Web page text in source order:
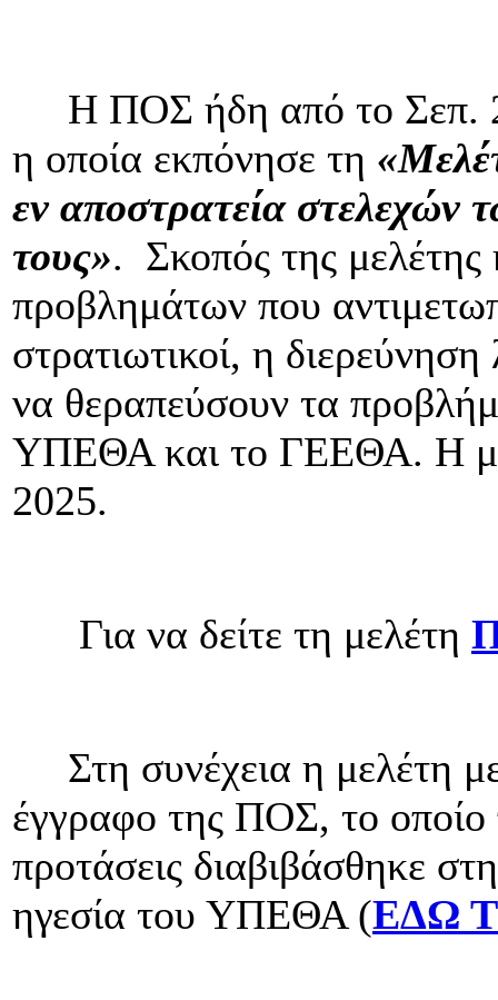
Η ΠΟΣ ήδη από το Σεπ.
η οποία εκπόνησε τη
εν αποστρατεία στελεχών
τους». Σκοπός της
προβλημάτων που
στρατιωτικοί, η
να θεραπεύσουν τα
ΥΠΕΘΑ και το ΓΕΕΘΑ. Η
2025.
Για να δείτε τη μελέτη
Στη συνέχεια η μελέτη
έγγραφο της ΠΟΣ, το οποίο
προτάσεις διαβιβάσθηκε
ηγεσία του ΥΠΕΘΑ (ΕΔΩ